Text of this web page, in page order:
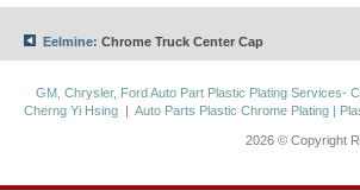
Eelmine: Chrome Truck Center Cap
GM, Chrysler, Ford Auto Part Plastic Plating Services-
Cherng Yi Hsing |Auto Parts Plastic Chrome Plating |
2026 © Copyright